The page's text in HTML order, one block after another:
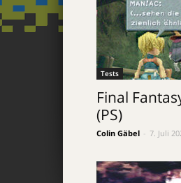
Tests
Final
(PS)
Colin Gäbel 7. Juli